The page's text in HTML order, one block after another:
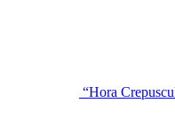
“Hora